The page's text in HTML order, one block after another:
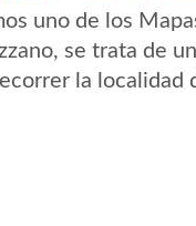
uno de los
se trata de
la localidad